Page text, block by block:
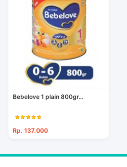
Bebelove 1 plain 800gr...
Rp. 137.000